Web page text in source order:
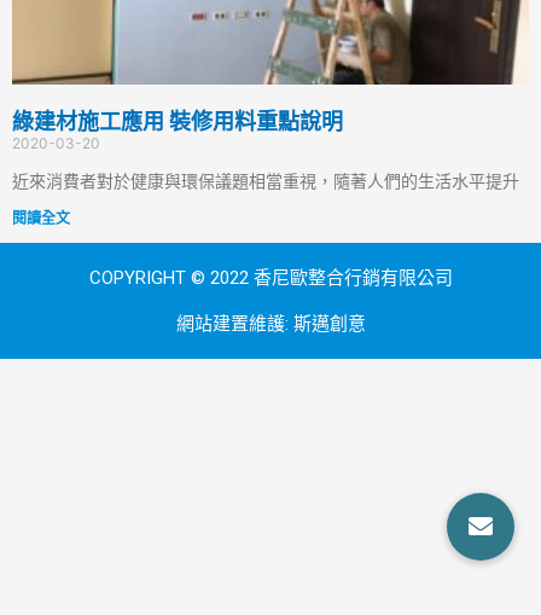
綠建材施工應用 裝修用料重點說明
2020-03-20
近來消費者對於健康與環保議題相當重視，隨著人們的生活水平提升
閱讀全文
COPYRIGHT © 2022 香尼歐整合行銷有限公司
網站建置維護: 斯邁創意